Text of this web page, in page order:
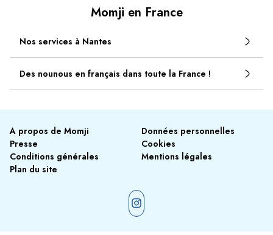
Momji en France
Nos services à Nantes
Des nounous en français dans toute la France !
A propos de Momji
Presse
Conditions générales
Plan du site
Données personnelles
Cookies
Mentions légales